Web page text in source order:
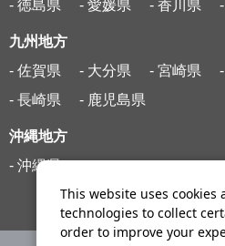
- 徳島県
- 愛媛県 - 香川県
九州地方
- 佐賀県
- 大分県 - 宮崎県
- 長崎県
- 鹿児島県
沖縄地方
- 沖縄県
This website uses cookies
technologies to collect
order to improve your